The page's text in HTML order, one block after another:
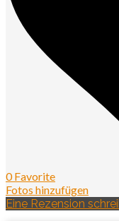
0 Favorite
Fotos hinzufügen
Eine Rezension